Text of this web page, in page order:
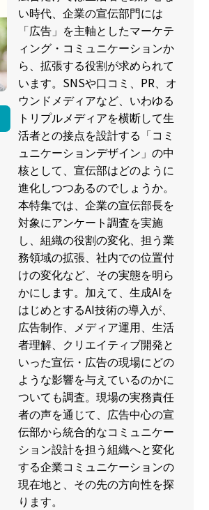
い時代、企業の宣伝部門には
「広告」を主軸としたマーケテ
ィング・コミュニケーションか
ら、拡張する役割が求められて
います。SNSや口コミ、PR、オ
ウンドメディアなど、いわゆる
トリプルメディアを横断して生
活者との接点を設計する「コミ
ュニケーションデザイン」の中
核として、宣伝部はどのように
進化しつつあるのでしょうか。
本特集では、企業の宣伝部長を
対象にアンケート調査を実施
し、組織の役割の変化、担う業
務領域の拡張、社内での位置付
けの変化など、その実態を明ら
かにします。加えて、生成AIを
はじめとするAI技術の導入が、
広告制作、メディア運用、生活
者理解、クリエイティブ開発と
いった宣伝・広告の現場にどの
ような影響を与えているのかに
ついても調査。現場の実務責任
者の声を通じて、広告中心の宣
伝部から統合的なコミュニケー
ション設計を担う組織へと変化
する企業コミュニケーションの
現在地と、その先の方向性を探
ります。